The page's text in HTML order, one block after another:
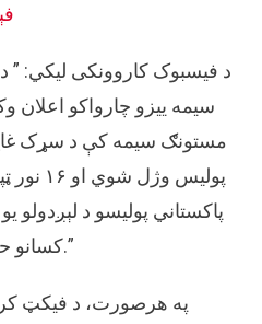
د فیسبوک کاروونکی لیکي: ”
سیمه ییزو چارواکو اعلان
مستونګ سیمه کې د سړک
پولیس
پاکستاني پولیسو د لېږدولو
کسانو حالت هم جدي بلل شوی دی.”
په هرصورت، د فیکټ